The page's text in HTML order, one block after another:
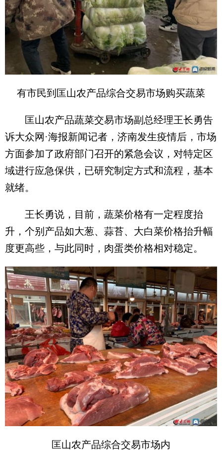
有市民到匡山农产品综合交易市场购买蔬菜
匡山农产品蔬菜交易市场副总经理王长勇告
诉大众网·海报新闻记者，济南发生疫情后，市场
方面参加了政府部门召开的紧急会议，对特定区
域进行应急保供，已研究制定方式和流程，基本
就绪。
王长勇说，目前，蔬菜价格有一定程度抬
升，个别产品如大葱、蒜苔、大白菜价格抬升幅
度更高些，与此同时，肉蛋类价格相对稳定。
匡山农产品综合交易市场内